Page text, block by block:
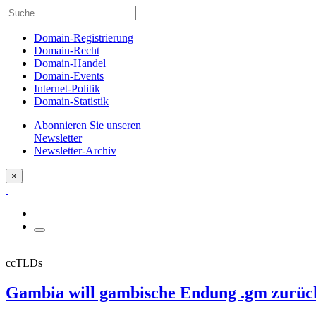
Domain-Registrierung
Domain-Recht
Domain-Handel
Domain-Events
Internet-Politik
Domain-Statistik
Abonnieren Sie unseren
Newsletter
Newsletter-Archiv
×
ccTLDs
Gambia will gambische Endung .gm